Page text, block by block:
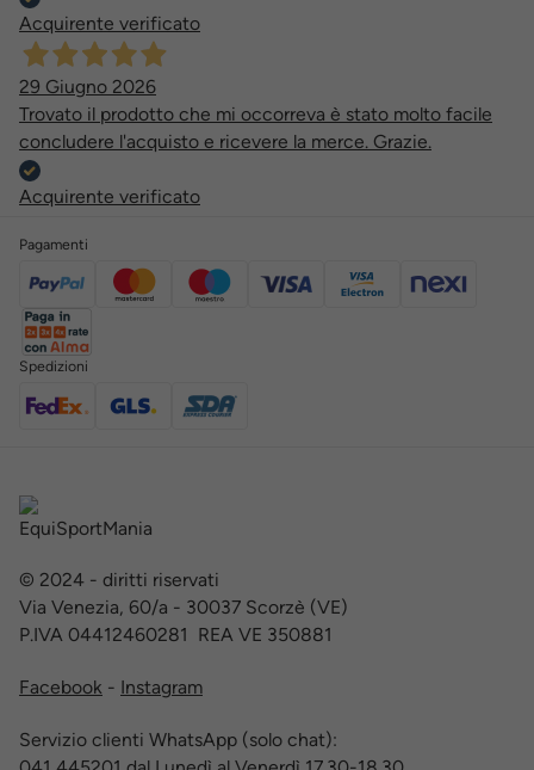
Acquirente verificato
29 Giugno 2026
Trovato il prodotto che mi occorreva è stato molto facile
concludere l'acquisto e ricevere la merce. Grazie.
Acquirente verificato
Pagamenti
Spedizioni
© 2024 - diritti riservati
Via Venezia, 60/a - 30037 Scorzè (VE)
P.IVA 04412460281 REA VE 350881
Facebook - Instagram
Servizio clienti WhatsApp (solo chat):